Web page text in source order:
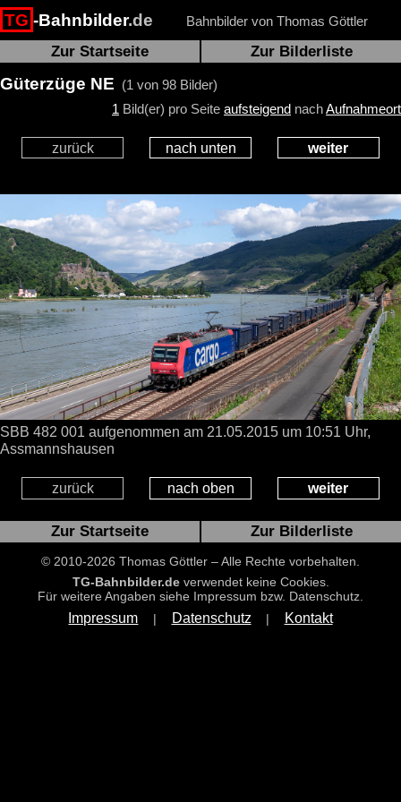
TG -Bahnbilder.de Bahnbilder von Thomas Göttler
Zur Startseite Zur Bilderliste
Güterzüge NE (1 von 98 Bilder)
1 Bild(er) pro Seite aufsteigend nachAufnahmeort
zurück nach unten weiter
SBB 482 001 aufgenommen am 21.05.2015 um 10:51 Uhr,
Assmannshausen
zurück nach oben weiter
Zur Startseite Zur Bilderliste
© 2010-2026 Thomas Göttler – Alle Rechte vorbehalten.
TG-Bahnbilder.deverwendet keine Cookies.
Für weitere Angaben siehe Impressum bzw. Datenschutz.
Impressum | Datenschutz | Kontakt